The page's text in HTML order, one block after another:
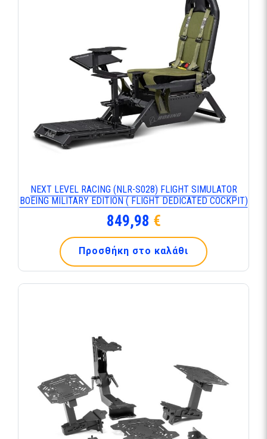
NEXT LEVEL RACING (NLR-S028) FLIGHT SIMULATOR
BOEING MILITARY EDITION ( FLIGHT DEDICATED COCKPIT)
849,98 €
Προσθήκη στο καλάθι